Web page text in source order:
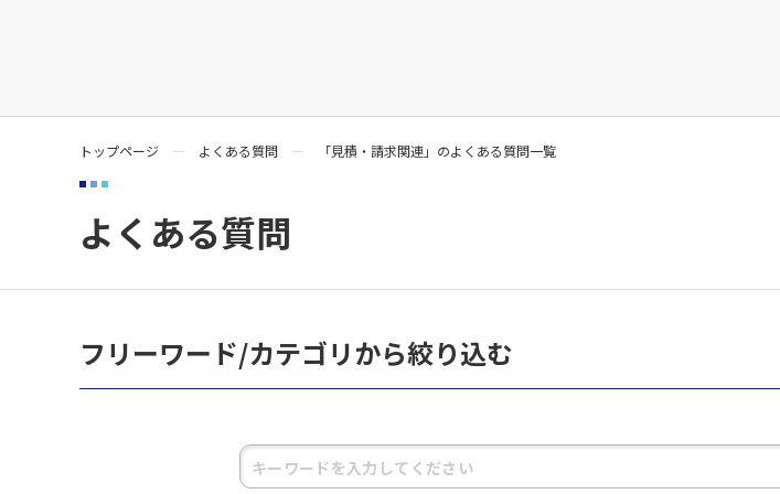
トップページ よくある質問 「見積・請求関連」のよくある質問一覧
よくある質問
フリーワード/カテゴリから絞り込む